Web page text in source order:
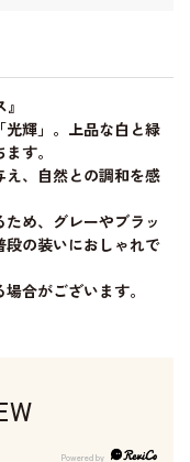
光輝」。上品な白と緑
す。
、自然との調和を感
め、グレーやブラッ
段の装いにおしゃれで
合がございます。